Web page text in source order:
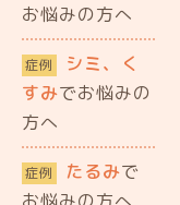
お悩みの方へ
症例
シミ、く
すみでお悩みの
方へ
症例 たるみで